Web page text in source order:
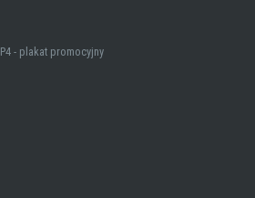
- plakat promocyjny